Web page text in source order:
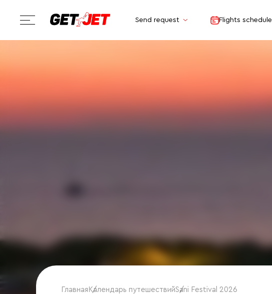
Send request Flights schedule
Главная /
Календарь путешествий /
Sani Festival 2026